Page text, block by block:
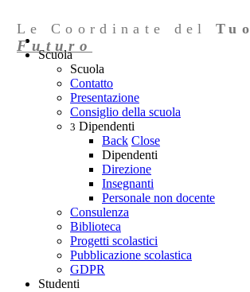
Le Coordinate delTuo
Futuro
Scuola
Scuola
Contatto
Presentazione
Consiglio della scuola
3 Dipendenti
Back Close
Dipendenti
Direzione
Insegnanti
Personale non docente
Consulenza
Biblioteca
Progetti scolastici
Pubblicazione scolastica
GDPR
Studenti